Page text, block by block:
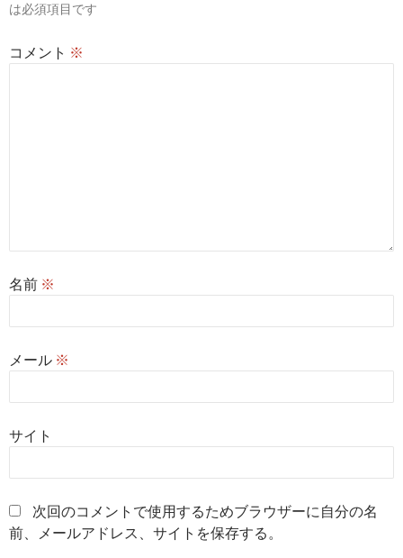
は必須項目です
コメント ※
名前 ※
メール ※
サイト
次回のコメントで使用するためブラウザーに自分の名
前、メールアドレス、サイトを保存する。